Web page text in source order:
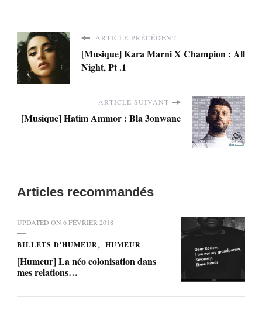
ARTICLE PRÉCÉDENT
[Musique] Kara Marni X Champion : All
Night, Pt .1
ARTICLE SUIVANT
[Musique] Hatim Ammor : Bla 3onwane
Articles recommandés
UPDATED ON 6 FÉVRIER 2018
BILLETS D'HUMEUR HUMEUR
[Humeur] La néo colonisation dans
mes relations…